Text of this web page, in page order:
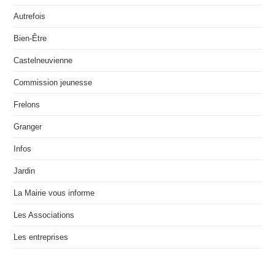
Autrefois
Bien-Être
Castelneuvienne
Commission jeunesse
Frelons
Granger
Infos
Jardin
La Mairie vous informe
Les Associations
Les entreprises